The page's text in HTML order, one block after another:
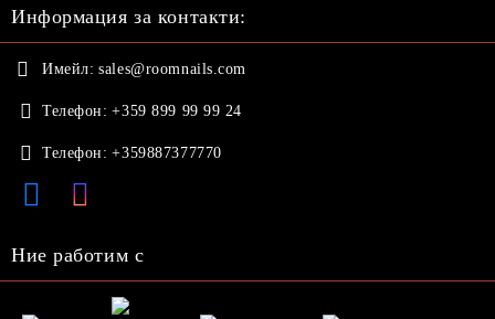
Информация за контакти:
Имейл: sales@roomnails.com
Телефон: +359 899 99 99 24
Телефон: +359887377770
Ние работим с